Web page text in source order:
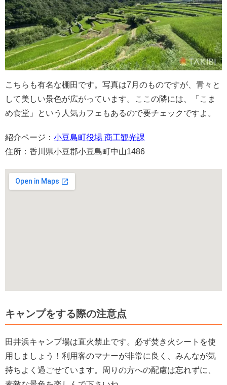
こちらも有名な棚田です。写真は7月のものですが、青々と
して美しい景色が広がっています。ここの隣には、「こま
め食堂」という人気カフェもあるので要チェックですよ。
紹介ページ： 小豆島町役場 商工観光課
住所：香川県小豆郡小豆島町中山1486
キャンプをする際の注意点
田井浜キャンプ場は直火禁止です。必ず焚き火シートを使
用しましょう！利用客のマナーが非常に良く、みんなが気
持ちよく過ごせています。周りの方への配慮は忘れずに、